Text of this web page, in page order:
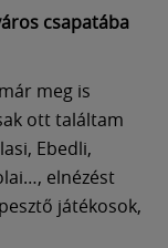
csapatába
meg is
ott találtam
Ebedli,
elnézést
játékosok,